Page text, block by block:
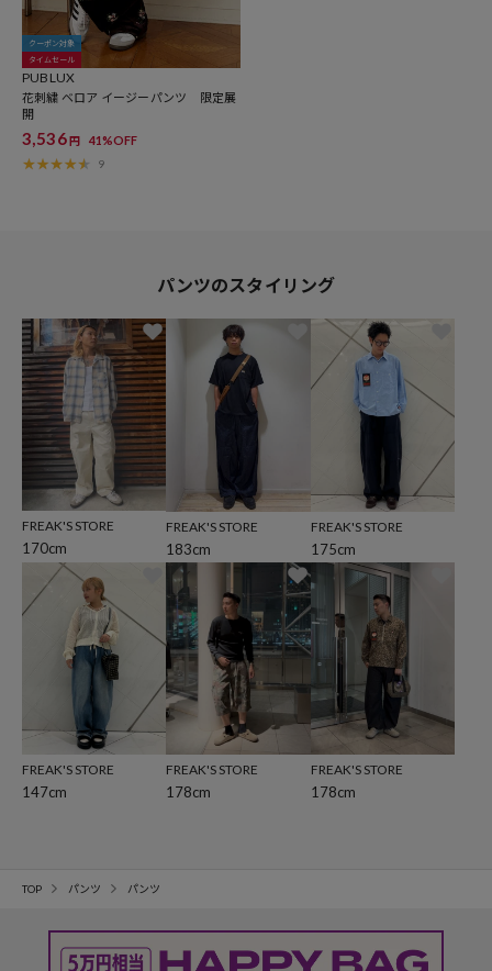
クーポン対象
タイムセール
PUBLUX
花刺繍 ベロア イージーパンツ 限定展
開
3,536円 41%OFF
9
パンツのスタイリング
FREAK'S STORE
170cm
FREAK'S STORE
183cm
FREAK'S STORE
175cm
FREAK'S STORE
147cm
FREAK'S STORE
178cm
FREAK'S STORE
178cm
TOP パンツ パンツ